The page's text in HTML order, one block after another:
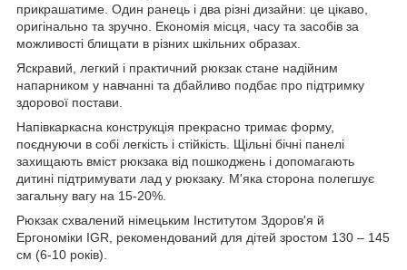
прикрашатиме. Один ранець і два різні дизайни: це цікаво,
оригінально та зручно. Економія місця, часу та засобів за
можливості блищати в різних шкільних образах.
Яскравий, легкий і практичний рюкзак стане надійним
напарником у навчанні та дбайливо подбає про підтримку
здорової постави.
Напівкаркасна конструкція прекрасно тримає форму,
поєднуючи в собі легкість і стійкість. Щільні бічні панелі
захищають вміст рюкзака від пошкоджень і допомагають
дитині підтримувати лад у рюкзаку. М'яка сторона полегшує
загальну вагу на 15-20%.
Рюкзак схвалений німецьким Інститутом Здоров'я й
Ергономіки IGR, рекомендований для дітей зростом 130 – 145
см (6-10 років).